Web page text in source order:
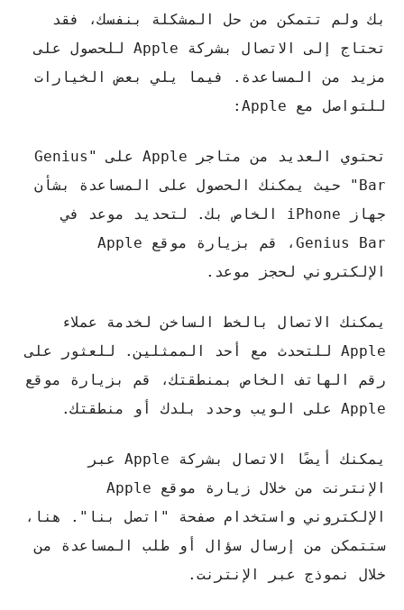
بك ولم تتمكن من حل المشكلة بنفسك، فقد
تحتاج إلى الاتصال بشركة Apple للحصول على
مزيد من المساعدة. فيما يلي بعض الخيارات
للتواصل مع Apple:
تحتوي العديد من متاجر Apple على "Genius
Bar" حيث يمكنك الحصول على المساعدة بشأن
جهاز iPhone الخاص بك. لتحديد موعد في
Genius Bar، قم بزيارة موقع Apple
الإلكتروني لحجز موعد.
يمكنك الاتصال بالخط الساخن لخدمة عملاء
Apple للتحدث مع أحد الممثلين. للعثور على
رقم الهاتف الخاص بمنطقتك، قم بزيارة موقع
Apple على الويب وحدد بلدك أو منطقتك.
يمكنك أيضًا الاتصال بشركة Apple عبر
الإنترنت من خلال زيارة موقع Apple
الإلكتروني واستخدام صفحة "اتصل بنا". هنا،
ستتمكن من إرسال سؤال أو طلب المساعدة من
خلال نموذج عبر الإنترنت.